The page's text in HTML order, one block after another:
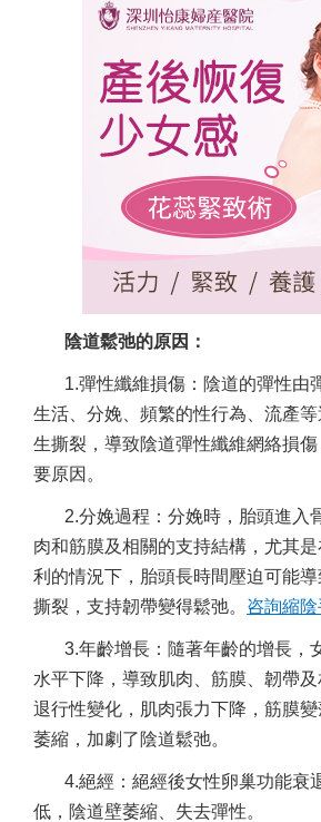
陰道鬆弛的原因：
1.彈性纖維損傷：陰道的彈性由
生活、分娩、頻繁的性行為、流產
生撕裂，導致陰道彈性纖維網絡損
要原因。
2.分娩過程：分娩時，胎頭進入
肉和筋膜及相關的支持結構，尤其
利的情況下，胎頭長時間壓迫可能
撕裂，支持韌帶變得鬆弛。 咨詢縮陰
3.年齡增長：隨著年齡的增長，
水平下降，導致肌肉、筋膜、韌帶
退行性變化，肌肉張力下降，筋膜
萎縮，加劇了陰道鬆弛。
4.絕經：絕經後女性卵巢功能衰
低，陰道壁萎縮、失去彈性。